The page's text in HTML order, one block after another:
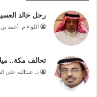
رحل خالد
اللواء م. أحمد
تحالف مكة..
د. عبدالله علي